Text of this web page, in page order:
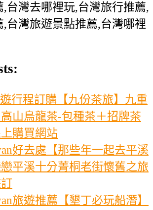
,台灣去哪裡玩,台灣旅行推薦,
,台灣旅遊景點推薦,台灣哪裡
行程訂購【九份茶旅】九重
山烏龍茶-包種茶＋招牌茶
購買網站
好去處【那些年一起去平溪
平溪十分菁桐老街懷舊之旅
旅遊推薦【墾丁必玩船潛】